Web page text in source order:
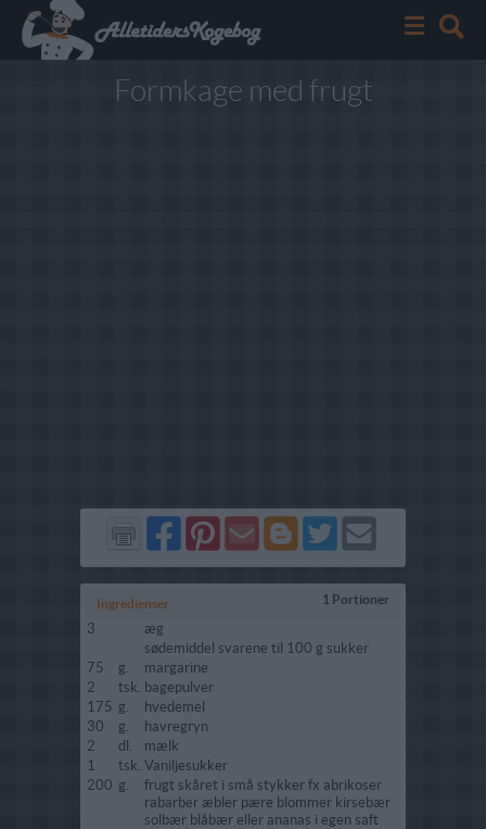
Formkage med frugt
Del
på
Facebook
Del
på
Pinterest
Send
via
GMail
Del
på
Blogger
Del
på
Twitter
Send
Ingredienser 1 Portioner
3
æg
sødemiddel svarene til 100 g sukker
75
g.
margarine
2
tsk. bagepulver
175 g.
hvedemel
30
g.
havregryn
2
dl.
mælk
1
tsk. Vaniljesukker
200 g.
frugt skåret i små stykker fx abrikoser
rabarber æbler pære blommer kirsebær
solbær blåbær eller ananas i egen saft